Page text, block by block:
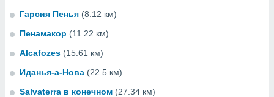
Гарсия Пенья (8.12 км)
Пенамакор (11.22 км)
Alcafozes (15.61 км)
Иданья-а-Нова (22.5 км)
Salvaterra в конечном (27.34 км)